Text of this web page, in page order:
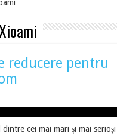
reducere pentru
cei mai mari și mai